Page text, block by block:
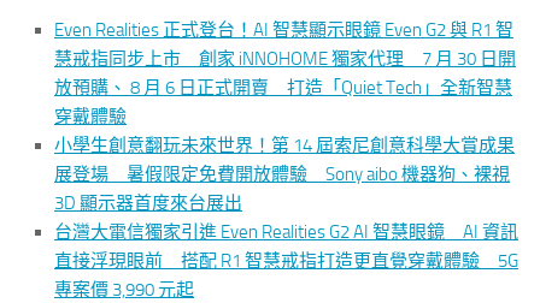
Even Realities 正式登台！AI 智慧顯示眼鏡 Even G2 與 R1 智
慧戒指同步上市 創家 iNNOHOME 獨家代理 7 月 30 日開
放預購、 8 月 6 日正式開賣 打造「Quiet Tech」全新智慧
穿戴體驗
小學生創意翻玩未來世界！第 14 屆索尼創意科學大賞成果
展登場 暑假限定免費開放體驗 Sony aibo 機器狗、裸視
3D 顯示器首度來台展出
台灣大電信獨家引進 Even Realities G2 AI 智慧眼鏡 AI 資訊
直接浮現眼前 搭配 R1 智慧戒指打造更直覺穿戴體驗 5G
專案價 3,990 元起